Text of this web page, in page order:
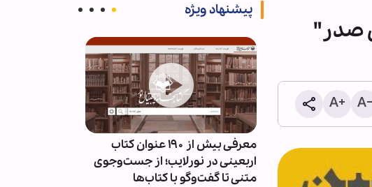
صدر"
پیشنهاد ویژه
به زائران
مجازی توسط
معرفی بیش از ۱۹۰ عنوان کتاب
اربعینی در نورلایب؛ از جست‌وجوی
متنی تا گفت‌وگو با کتاب‌ها